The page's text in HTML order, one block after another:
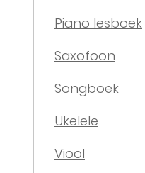
Piano lesboek
Saxofoon
Songboek
Ukelele
Viool